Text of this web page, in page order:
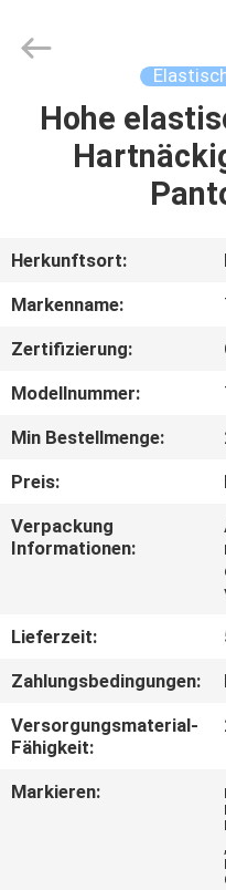
HAUS
PRODUKTE
ÜBER
UNS
FABRIK-
AUSFLUG
TRETEN
MIT
IN
VERBINDUNG
FORDERN
Accessories
Co.,Ltd.
Hohe
Herkunftsort:
Markenname:
Zertifizierung:
Modellnummer:
Min Bestellmenge:
Preis:
Verpackung
Informationen:
Lieferzeit:
Zahlungsbedingungen:
Versorgungsmaterial-
Fähigkeit:
Markieren:
,